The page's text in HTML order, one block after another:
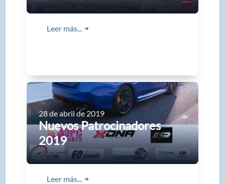
Leer más... ➜
Nuevos Patrocinadores
2019
28 de abril de 2019
Leer más... ➜